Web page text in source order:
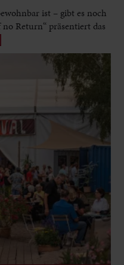
ist – gibt es noch
Return“ präsentiert das